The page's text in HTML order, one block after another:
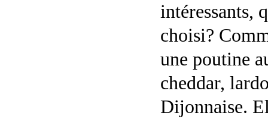
intéressants,
choisi?
une poutine
cheddar,
Dijonnaise.